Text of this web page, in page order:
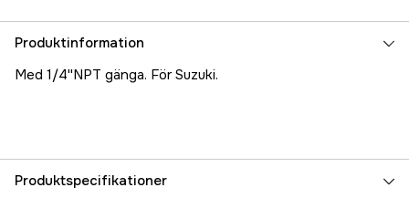
Produktinformation
Med 1/4''NPT gänga. För Suzuki.
Produktspecifikationer